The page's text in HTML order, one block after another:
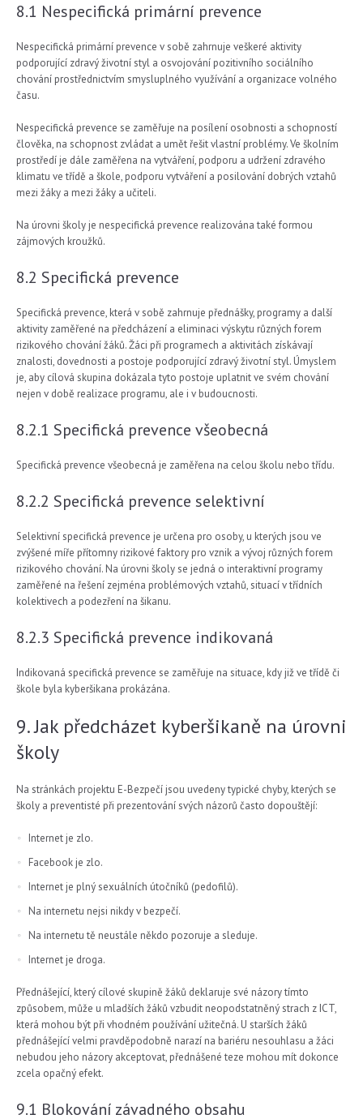
8.1 Nespecifická primární prevence
Nespecifická primární prevence v sobě zahrnuje veškeré aktivity
podporující zdravý životní styl a osvojování pozitivního sociálního
chování prostřednictvím smysluplného využívání a organizace volného
času.
Nespecifická prevence se zaměřuje na posílení osobnosti a schopností
člověka, na schopnost zvládat a umět řešit vlastní problémy. Ve školním
prostředí je dále zaměřena na vytváření, podporu a udržení zdravého
klimatu ve třídě a škole, podporu vytváření a posilování dobrých vztahů
mezi žáky a mezi žáky a učiteli.
Na úrovni školy je nespecifická prevence realizována také formou
zájmových kroužků.
8.2 Specifická prevence
Specifická prevence, která v sobě zahrnuje přednášky, programy a další
aktivity zaměřené na předcházení a eliminaci výskytu různých forem
rizikového chování žáků. Žáci při programech a aktivitách získávají
znalosti, dovednosti a postoje podporující zdravý životní styl. Úmyslem
je, aby cílová skupina dokázala tyto postoje uplatnit ve svém chování
nejen v době realizace programu, ale i v budoucnosti.
8.2.1 Specifická prevence všeobecná
Specifická prevence všeobecná je zaměřena na celou školu nebo třídu.
8.2.2 Specifická prevence selektivní
Selektivní specifická prevence je určena pro osoby, u kterých jsou ve
zvýšené míře přítomny rizikové faktory pro vznik a vývoj různých forem
rizikového chování. Na úrovni školy se jedná o interaktivní programy
zaměřené na řešení zejména problémových vztahů, situací v třídních
kolektivech a podezření na šikanu.
8.2.3 Specifická prevence indikovaná
Indikovaná specifická prevence se zaměřuje na situace, kdy již ve třídě či
škole byla kyberšikana prokázána.
9. Jak předcházet kyberšikaně na úrovni
školy
Na stránkách projektu E-Bezpečí jsou uvedeny typické chyby, kterých se
školy a preventisté při prezentování svých názorů často dopouštějí:
Internet je zlo.
Facebook je zlo.
Internet je plný sexuálních útočníků (pedofilů).
Na internetu nejsi nikdy v bezpečí.
Na internetu tě neustále někdo pozoruje a sleduje.
Internet je droga.
Přednášející, který cílové skupině žáků deklaruje své názory tímto
způsobem, může u mladších žáků vzbudit neopodstatněný strach z ICT,
která mohou být při vhodném používání užitečná. U starších žáků
přednášející velmi pravděpodobně narazí na bariéru nesouhlasu a žáci
nebudou jeho názory akceptovat, přednášené teze mohou mít dokonce
zcela opačný efekt.
9.1 Blokování závadného obsahu